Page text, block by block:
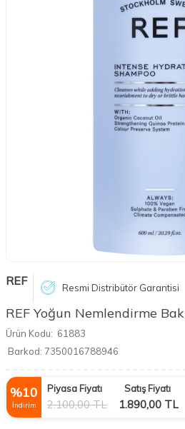
REF Resmi Distribütör Garantisi
REF Yoğun Nemlendirme
Ürün Kodu: 61883
Barkod: 7350016788946
%10
İndirim
Piyasa Fiyatı
2.100,00TL
Satış Fiyatı
1.890,00 TL